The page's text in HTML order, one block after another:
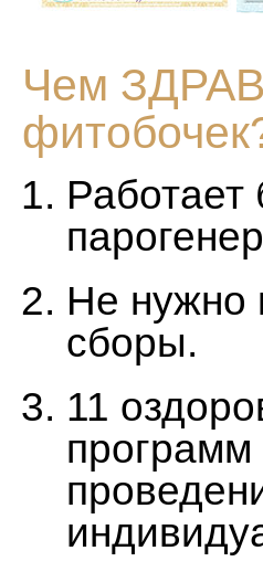
Чем
Работает
Не нужно
сборы.
11